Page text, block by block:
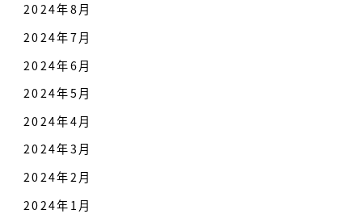
2024年8月
2024年7月
2024年6月
2024年5月
2024年4月
2024年3月
2024年2月
2024年1月